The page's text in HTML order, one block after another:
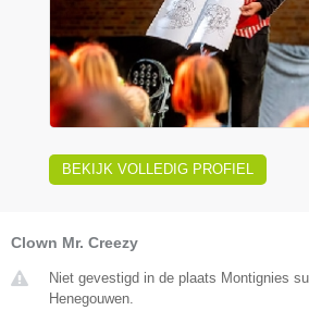
BEKIJK VOLLEDIG PROFIEL
Clown Mr. Creezy
Niet gevestigd in de plaats Montignies
Henegouwen.